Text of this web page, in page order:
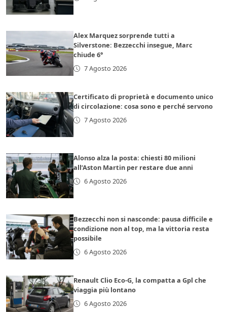
Alex Marquez sorprende tutti a
Silverstone: Bezzecchi insegue, Marc
chiude 6°
7 Agosto 2026
Certificato di proprietà e documento unico
di circolazione: cosa sono e perché servono
7 Agosto 2026
Alonso alza la posta: chiesti 80 milioni
all’Aston Martin per restare due anni
6 Agosto 2026
Bezzecchi non si nasconde: pausa difficile e
condizione non al top, ma la vittoria resta
possibile
6 Agosto 2026
Renault Clio Eco-G, la compatta a Gpl che
viaggia più lontano
6 Agosto 2026